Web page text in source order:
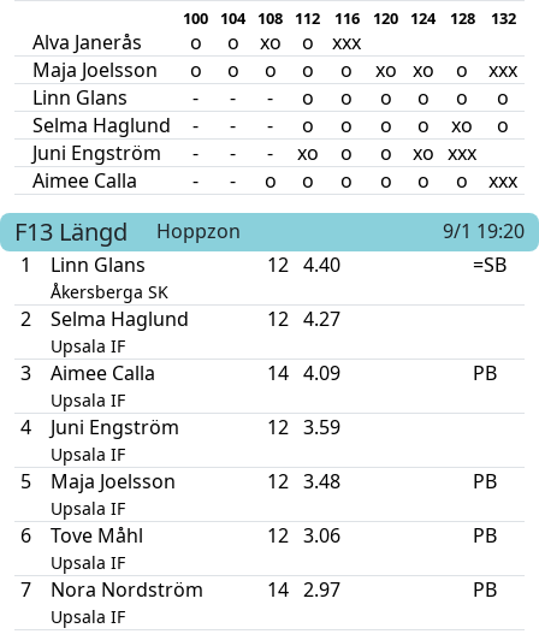
100 104 108 112 116 120 124 128 132
Alva Janerås o o xo o
xxx
Maja Joelsson
o o o o o xo xo o
xxx
Linn Glans
- - - o o o o o o
Selma Haglund
- - - o o o o xo o
Juni Engström
- - - xo o o xo xxx
Aimee Calla
- - o o o o o o xxx
F13 Längd Hoppzon
9/1 19:20
1
Linn Glans
Åkersberga SK
12 4.40 =SB
2 Selma Haglund
Upsala IF
12 4.27
3 Aimee Calla
Upsala IF
14 4.09 PB
4 Juni Engström
Upsala IF
12 3.59
5 Maja Joelsson
Upsala IF
12 3.48 PB
6 Tove Måhl
Upsala IF
12 3.06 PB
7 Nora Nordström
Upsala IF
14 2.97 PB